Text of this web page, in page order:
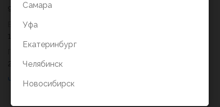
978-5-389-09046-0
Возрастное ограничение
16+
2023
Самара
Уфа
Екатеринбург
Челябинск
Новосибирск